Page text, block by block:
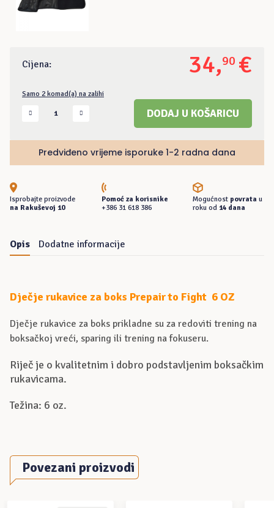
Cijena: 34,90 €
Samo 2 komad(a) na zalihi
Rukavice
Prepair
OZ
količina
DODAJ U KOŠARICU
Predviđeno vrijeme isporuke 1-2 radna dana
Isprobajte proizvode
na Rakuševoj 10
Pomoć za korisnike
+386 31 618 386
Mogućnost povrata u
roku od14 dana
Opis Dodatne informacije
Dječje rukavice za boks Prepair to Fight 6 OZ
Dječje rukavice za boks prikladne su za redoviti trening na
boksačkoj vreći, sparing ili trening na fokuseru.
Riječ je o kvalitetnim i dobro podstavljenim boksačkim
rukavicama.
Težina: 6 oz.
Povezani proizvodi